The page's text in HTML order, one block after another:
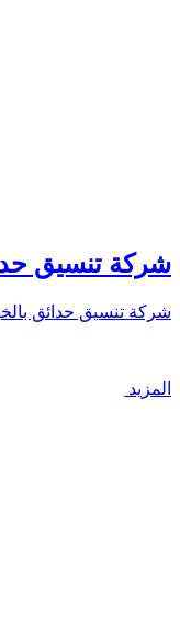
شركة تنسيق حدائق بالخبر 0556654808 خصم 20%
شركة تنسيق حدائق
المزيد